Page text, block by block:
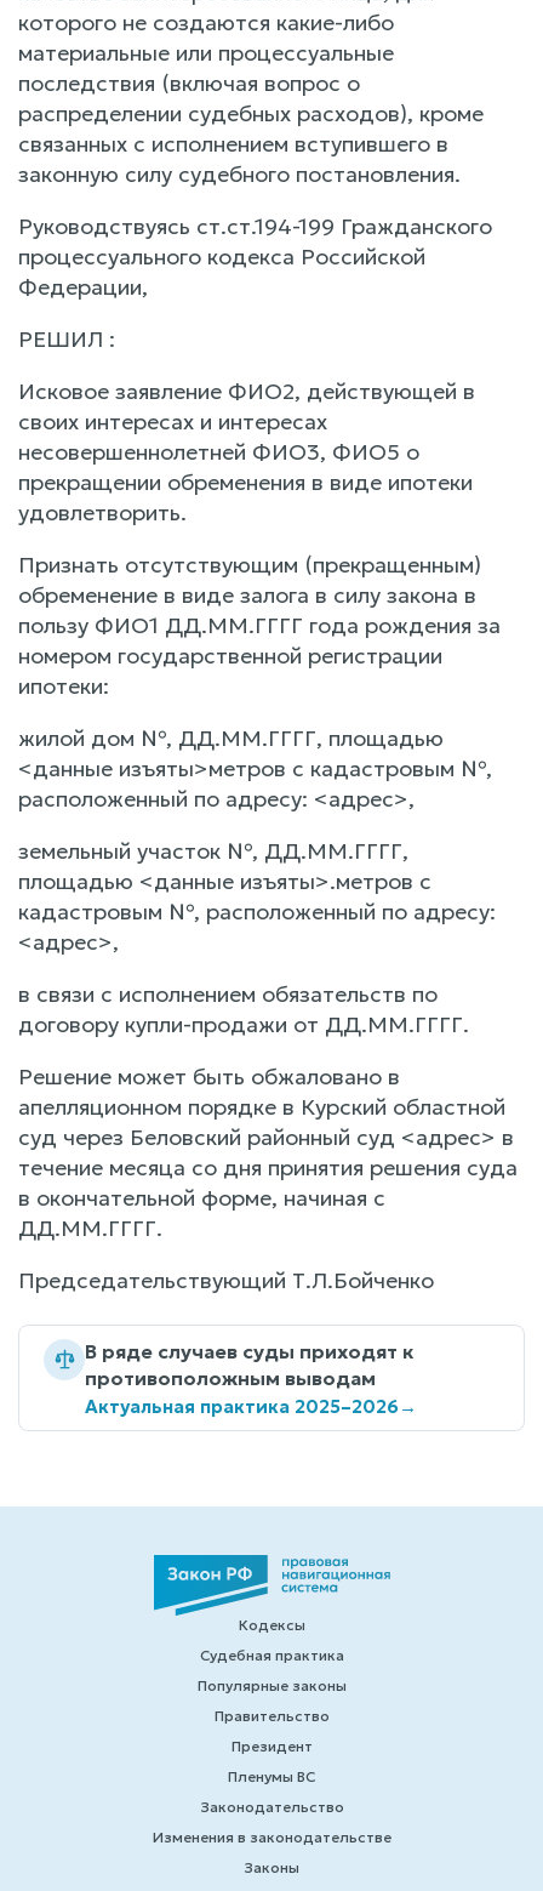
которого не создаются какие-либо
материальные или процессуальные
последствия (включая вопрос о
распределении судебных расходов), кроме
связанных с исполнением вступившего в
законную силу судебного постановления.
Руководствуясь ст.ст.194-199 Гражданского
процессуального кодекса Российской
Федерации,
РЕШИЛ :
Исковое заявление ФИО2, действующей в
своих интересах и интересах
несовершеннолетней ФИО3, ФИО5 о
прекращении обременения в виде ипотеки
удовлетворить.
Признать отсутствующим (прекращенным)
обременение в виде залога в силу закона в
пользу ФИО1 ДД.ММ.ГГГГ года рождения за
номером государственной регистрации
ипотеки:
жилой дом №, ДД.ММ.ГГГГ, площадью
<данные изъяты>метров с кадастровым №,
расположенный по адресу: <адрес>,
земельный участок №, ДД.ММ.ГГГГ,
площадью <данные изъяты>.метров с
кадастровым №, расположенный по адресу:
<адрес>,
в связи с исполнением обязательств по
договору купли-продажи от ДД.ММ.ГГГГ.
Решение может быть обжаловано в
апелляционном порядке в Курский областной
суд через Беловский районный суд <адрес> в
течение месяца со дня принятия решения суда
в окончательной форме, начиная с
ДД.ММ.ГГГГ.
Председательствующий Т.Л.Бойченко
В ряде случаев суды приходят к
противоположным выводам
Актуальная практика 2025–2026→
Кодексы
Судебная практика
Популярные законы
Правительство
Президент
Пленумы ВС
Законодательство
Изменения в законодательстве
Законы